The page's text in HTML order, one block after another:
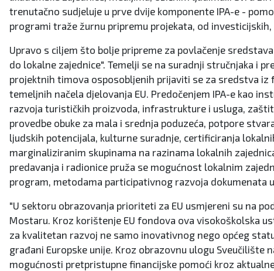
trenutačno sudjeluje u prve dvije komponente IPA-e -
programi traže žurnu pripremu projekata, od
Upravo s ciljem što bolje pripreme za povlačenje
do lokalne zajednice". Temelji se na suradnji stručnjaka i
projektnih timova osposobljenih prijaviti se za sredstva iz
temeljnih načela djelovanja EU. Predočenjem IPA-e kao
razvoja turističkih proizvoda, infrastrukture i usluga,
provedbe obuke za mala i srednja poduzeća, potpore
ljudskih potencijala, kulturne suradnje, certificiranja
marginaliziranim skupinama na razinama lokalnih
predavanja i radionice pruža se mogućnost lokalnim
program, metodama participativnog razvoja dokumenata
"U sektoru obrazovanja prioriteti za EU usmjereni su na
Mostaru. Kroz korištenje EU fondova ova visokoškolska
za kvalitetan razvoj ne samo inovativnog nego općeg
građani Europske unije. Kroz obrazovnu ulogu
mogućnosti pretpristupne financijske pomoći kroz